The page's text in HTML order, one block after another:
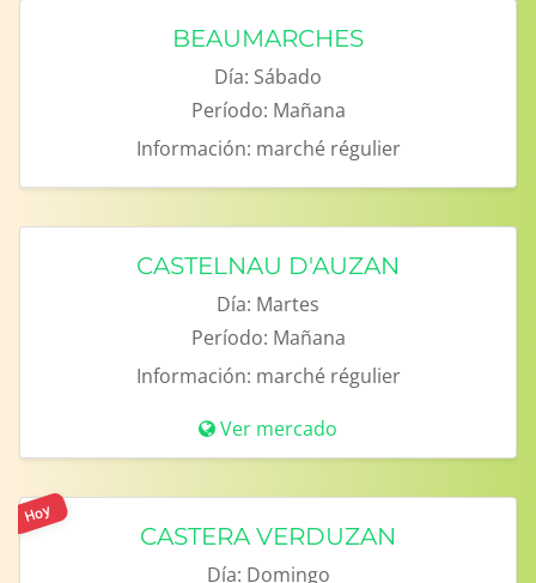
BEAUMARCHES
Día: Sábado
Período: Mañana
Información: marché régulier
CASTELNAU D'AUZAN
Día: Martes
Período: Mañana
Información: marché régulier
Ver mercado
Hoy
CASTERA VERDUZAN
Día: Domingo